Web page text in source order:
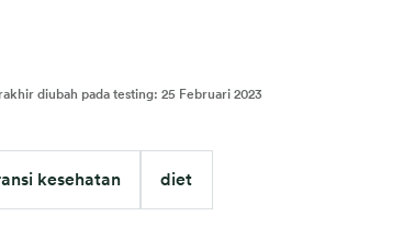
diubah pada testing: 25 Februari 2023
kesehatan diet